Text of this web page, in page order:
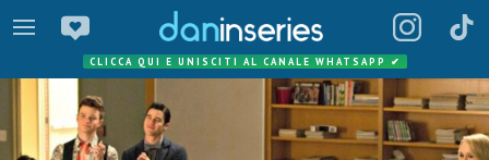
CLICCA QUI E UNISCITI AL CANALE WHATSAPP ✔